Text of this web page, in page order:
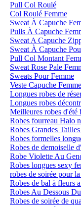
Pull Col Roulé
Col Roulé Femme
Sweat À Capuche
Pulls À Capuche
Sweat A Capuche
Sweat À Capuche
Pull Col Montant
Sweat Rose Pale
Sweats Pour Femme
Veste Capuche Femme
Longues robes de
Longues robes
Meilleures robes d'été
Robes fourreau Halo
Robes Grandes
Robes formelles
Robes de demoiselle
Robe Violette Au
Robes longues sexy
robes de soirée pour
Robes de bal à fleurs
Robes Au Dessous
Robes de soirée de